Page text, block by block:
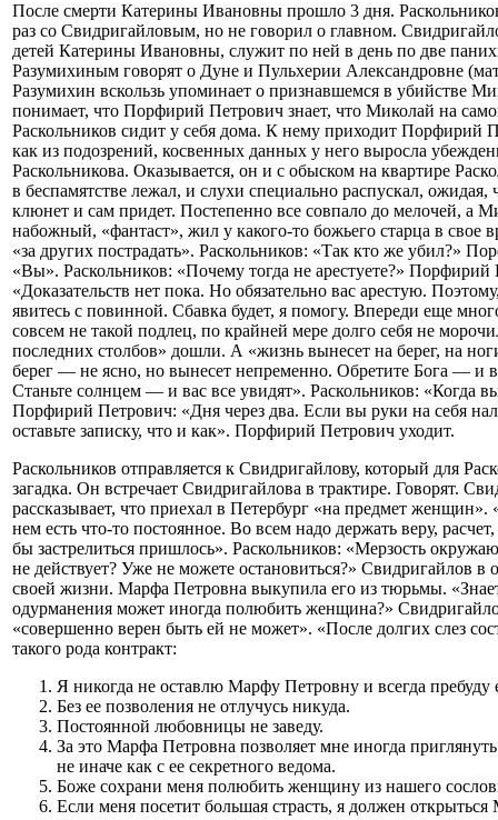
После смерти Катерины Ивановны прошло 3 дня. Раскольников
раз со Свидригайловым, но не говорил о главном.
детей Катерины Ивановны, служит по ней в день по две
Разумихиным говорят о Дуне и Пульхерии Александровне
Разумихин вскользь упоминает о признавшемся в убийстве
понимает, что Порфирий Петрович знает, что Миколай на
Раскольников сидит у себя дома. К нему приходит Порфирий
как из подозрений, косвенных данных у него выросла
Раскольникова. Оказывается, он и с обыском на квартире
в беспамятстве лежал, и слухи специально распускал, ожидая,
клюнет и сам придет. Постепенно все совпало до мелочей, а
набожный, «фантаст», жил у какого-то божьего старца в свое
«за других пострадать». Раскольников: «Так кто же убил?»
«Вы». Раскольников: «Почему тогда не арестуете?» Порфирий
«Доказательств нет пока. Но обязательно вас арестую.
явитесь с повинной. Сбавка будет, я помогу. Впереди еще
совсем не такой подлец, по крайней мере долго себя не
последних столбов» дошли. А «жизнь вынесет на берег, на
берег — не ясно, но вынесет непременно. Обретите Бога — и
Станьте солнцем — и вас все увидят». Раскольников: «Когда
Порфирий Петрович: «Дня через два. Если вы руки на себя
оставьте записку, что и как». Порфирий Петрович уходит.
Раскольников отправляется к Свидригайлову, который для
загадка. Он встречает Свидригайлова в трактире. Говорят.
рассказывает, что приехал в Петербург «на предмет женщин».
нем есть что-то постоянное. Во всем надо держать веру,
бы застрелиться пришлось». Раскольников: «Мерзость
не действует? Уже не можете остановиться?» Свидригайлов в
своей жизни. Марфа Петровна выкупила его из тюрьмы.
одурманения может иногда полюбить женщина?»
«совершенно верен быть ей не может». «После долгих слез
такого рода контракт:
Я никогда не оставлю Марфу Петровну и всегда пребуду
Без ее позволения не отлучусь никуда.
Постоянной любовницы не заведу.
За это Марфа Петровна позволяет мне иногда
не иначе как с ее секретного ведома.
Боже сохрани меня полюбить женщину из нашего
Если меня посетит большая страсть, я должен